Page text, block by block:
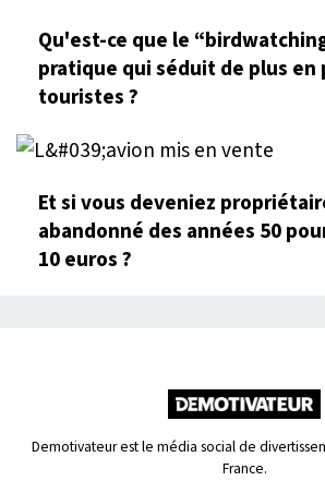
Qu'est-ce que le
pratique qui séduit de plus en
touristes ?
Et si vous deveniez
abandonné des années 50
10 euros ?
Demotivateur est le média social de
France.